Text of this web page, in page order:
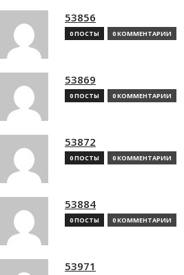
53856
0 ПОСТЫ 0 КОММЕНТАРИИ
53869
0 ПОСТЫ 0 КОММЕНТАРИИ
53872
0 ПОСТЫ 0 КОММЕНТАРИИ
53884
0 ПОСТЫ 0 КОММЕНТАРИИ
53971